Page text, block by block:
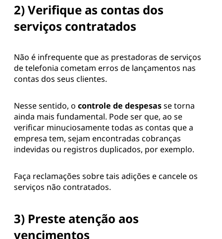
2) Verifique as contas dos
serviços contratados
Não é infrequente que as prestadoras de serviços
de telefonia cometam erros de lançamentos nas
contas dos seus clientes.
Nesse sentido, o controle de despesasse torna
ainda mais fundamental. Pode ser que, ao se
verificar minuciosamente todas as contas que a
empresa tem, sejam encontradas cobranças
indevidas ou registros duplicados, por exemplo.
Faça reclamações sobre tais adições e cancele os
serviços não contratados.
3) Preste atenção aos
vencimentos